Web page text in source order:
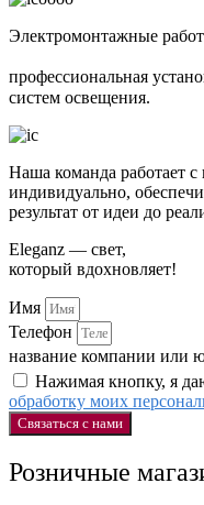
Электромонтажные
профессиональная
систем освещения.
Наша команда работает
индивидуально,
результат от идеи до
Eleganz — свет,
который вдохновляет!
Имя
Телефон
название компании или
Нажимая кнопку, я
обработку моих
Связаться с нами
Розничные